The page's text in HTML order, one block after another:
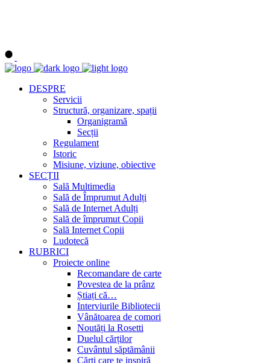
DESPRE
Servicii
Structură, organizare, spații
Organigramă
Secții
Regulament
Istoric
Misiune, viziune, obiective
SECȚII
Sală Multimedia
Sală de Împrumut Adulți
Sală de Internet Adulți
Sală de împrumut Copii
Sală Internet Copii
Ludotecă
RUBRICI
Proiecte online
Recomandare de carte
Povestea de la prânz
Știați că…
Interviurile Bibliotecii
Vânătoarea de comori
Noutăți la Rosetti
Duelul cărților
Cuvântul săptămânii
Cărți care te inspiră